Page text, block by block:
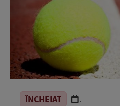
ÎNCHEIAT .